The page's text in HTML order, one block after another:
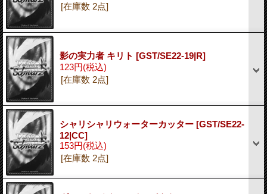
[在庫数 2点]
影の実力者 キリト [GST/SE22-19|R]
123円(税込)
[在庫数 2点]
シャリシャリウォーターカッター [GST/SE22-
12|CC]
153円(税込)
[在庫数 2点]